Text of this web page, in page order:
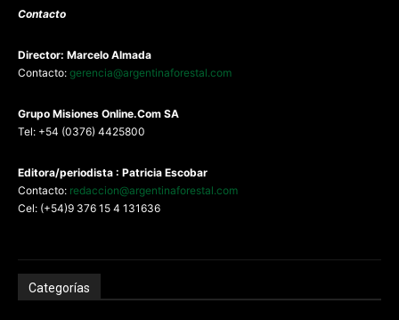
Contacto
Director: Marcelo Almada
Contacto: gerencia@argentinaforestal.com
Grupo Misiones Online.Com SA
Tel: +54 (0376) 4425800
Editora/periodista : Patricia Escobar
Contacto: redaccion@argentinaforestal.com
Cel: (+54)9 376 15 4 131636
Categorías